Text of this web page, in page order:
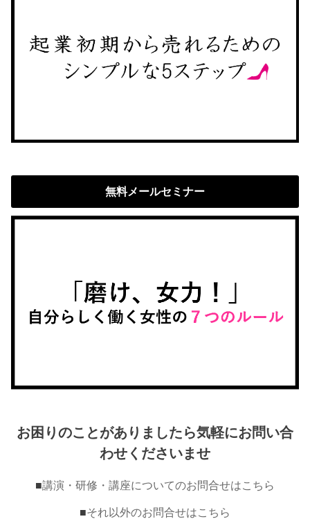
無料メールセミナー
お困りのことがありましたら気軽にお問い合
わせくださいませ
■講演・研修・講座についてのお問合せはこちら
■それ以外のお問合せはこちら